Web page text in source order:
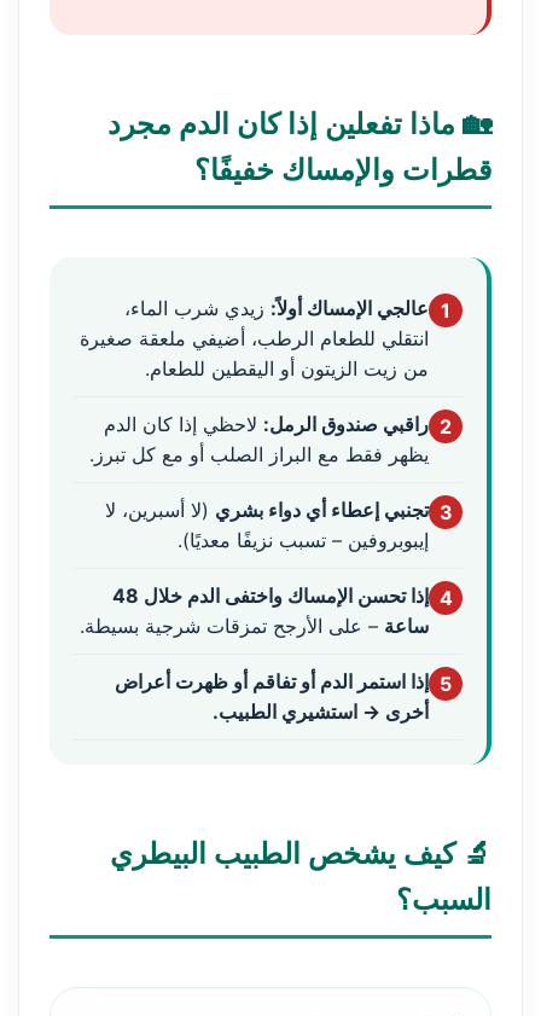
🏡 ماذا تفعلين إذا كان الدم مجرد
قطرات والإمساك خفيفًا؟
1 عالجي الإمساك أولاً: زيدي شرب الماء،
انتقلي للطعام الرطب، أضيفي ملعقة صغيرة
من زيت الزيتون أو اليقطين للطعام.
2 راقبي صندوق الرمل: لاحظي إذا كان الدم
يظهر فقط مع البراز الصلب أو مع كل تبرز.
3 تجنبي إعطاء أي دواء بشري (لا أسبرين، لا
إيبوبروفين – تسبب نزيفًا معديًا).
4
إذا تحسن الإمساك واختفى الدم خلال 48
ساعة – على الأرجح تمزقات شرجية بسيطة.
5 إذا استمر الدم أو تفاقم أو ظهرت أعراض
أخرى → استشيري الطبيب.
🔬 كيف يشخص الطبيب البيطري
السبب؟